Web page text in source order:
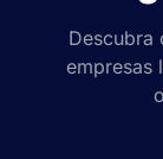
Descubra
empresas